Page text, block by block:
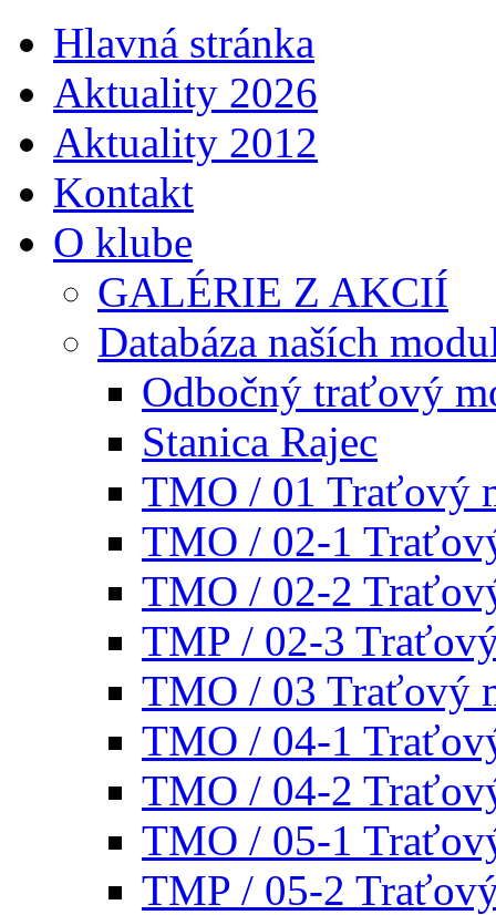
Hlavná stránka
Aktuality 2026
Aktuality 2012
Kontakt
O klube
GALÉRIE Z AKCIÍ
Databáza naších
Odbočný traťový
Stanica Rajec
TMO / 01 Traťový
TMO / 02-1
TMO / 02-2
TMP / 02-3
TMO / 03 Traťový
TMO / 04-1
TMO / 04-2
TMO / 05-1
TMP / 05-2